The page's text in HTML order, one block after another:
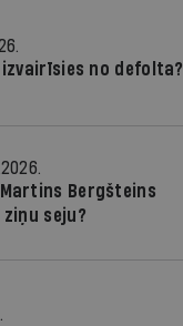
no defolta?
Martins Bergšteins
seju?